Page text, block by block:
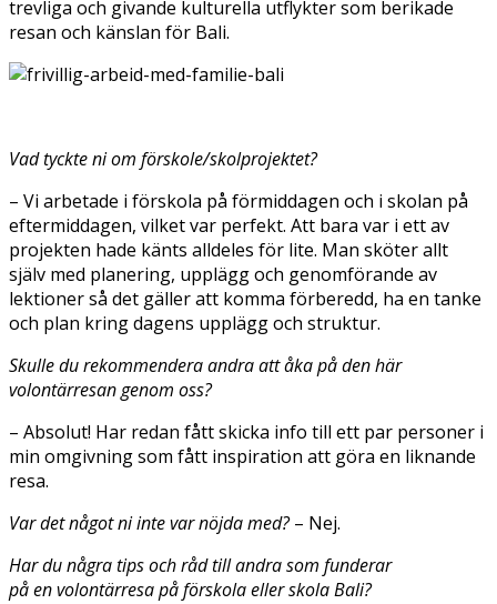
trevliga och givande kulturella utflykter som berikade
resan och känslan för Bali.
Vad tyckte ni om förskole/skolprojektet?
– Vi arbetade i förskola på förmiddagen och i skolan på
eftermiddagen, vilket var perfekt. Att bara var i ett av
projekten hade känts alldeles för lite. Man sköter allt
själv med planering, upplägg och genomförande av
lektioner så det gäller att komma förberedd, ha en tanke
och plan kring dagens upplägg och struktur.
Skulle du rekommendera andra att åka på den här
volontärresan genom oss?
– Absolut! Har redan fått skicka info till ett par personer i
min omgivning som fått inspiration att göra en liknande
resa.
Var det något ni inte var nöjda med?– Nej.
Har du några tips och råd till andra som funderar
på en volontärresa på förskola eller skola Bali?